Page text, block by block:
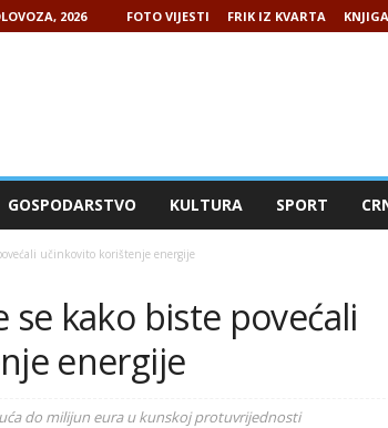
2026 FOTO VIJESTI FRIK IZ KVARTA
GOSPODARSTVO KULTURA SPORT
učinkovito korištenje energije
se kako biste povećali
energije
do milijun eura u kunskoj protuvrijednosti